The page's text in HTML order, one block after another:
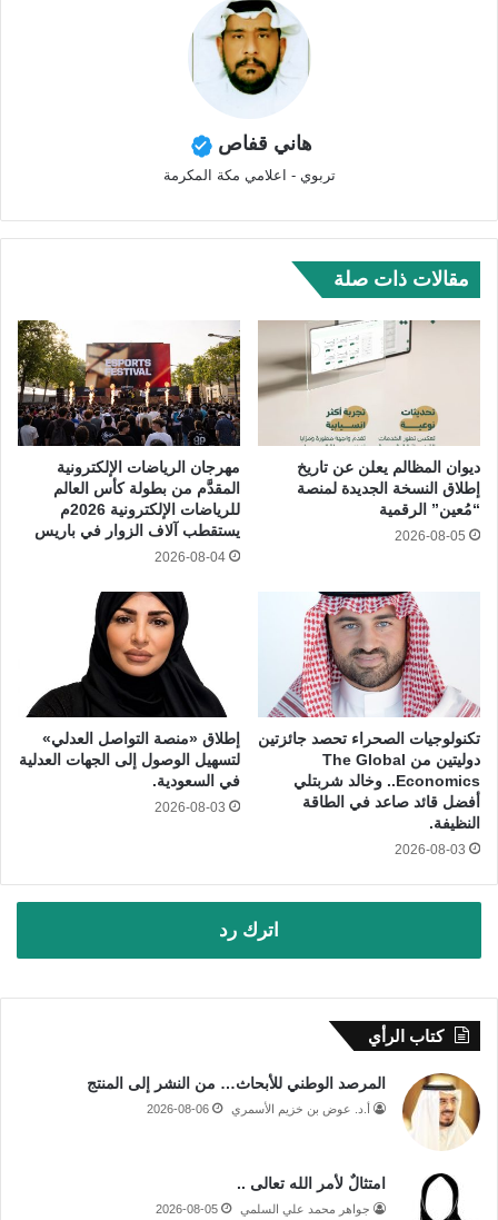
هاني قفاص
تربوي - اعلامي مكة المكرمة
مقالات ذات صلة
ديوان المظالم يعلن عن تاريخ
إطلاق النسخة الجديدة لمنصة
“مُعين” الرقمية
2026-08-05
مهرجان الرياضات الإلكترونية
المقدَّم من بطولة كأس العالم
للرياضات الإلكترونية 2026م
يستقطب آلاف الزوار في باريس
2026-08-04
تكنولوجيات الصحراء تحصد جائزتين
دوليتين من The Global
Economics.. وخالد شربتلي
أفضل قائد صاعد في الطاقة
النظيفة.
2026-08-03
إطلاق «منصة التواصل العدلي»
لتسهيل الوصول إلى الجهات العدلية
في السعودية.
2026-08-03
اترك رد
كتاب الرأي
المرصد الوطني للأبحاث… من النشر إلى المنتج
أ.د. عوض بن خزيم الأسمري 2026-08-06
امتثالٌ لأمر الله تعالى ..
جواهر محمد علي السلمي 2026-08-05